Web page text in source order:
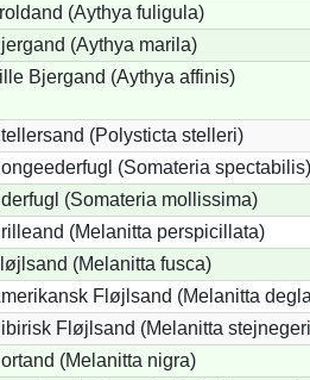
(Aythya fuligula)
(Aythya marila)
Bjergand (Aythya affinis)
(Polysticta stelleri)
(Somateria spectabilis)
(Somateria mollissima)
(Melanitta perspicillata)
(Melanitta fusca)
Fløjlsand (Melanitta
Fløjlsand (Melanitta
(Melanitta nigra)